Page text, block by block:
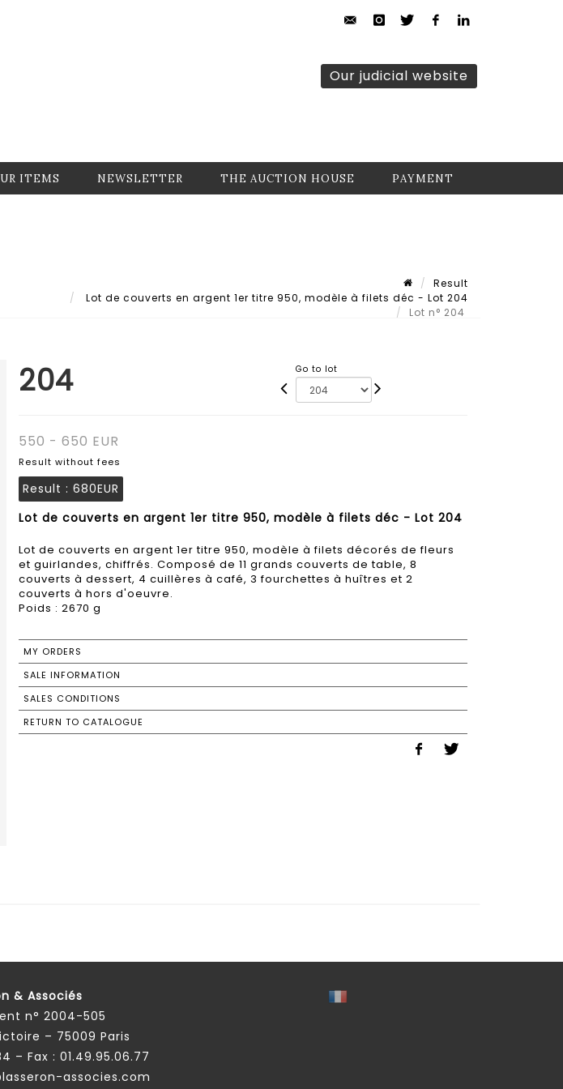
Our judicial website
ITEMS NEWSLETTER THE AUCTION HOUSE PAYMENT
Result
Lot de couverts en argent 1er titre 950, modèle à filets déc - Lot 204
Lot n° 204
204 Go to lot
550 - 650 EUR
Result without fees
Result : 680EUR
Lot de couverts en argent 1er titre 950, modèle à filets déc - Lot 204
Lot de couverts en argent 1er titre 950, modèle à filets décorés de fleurs
et guirlandes, chiffrés. Composé de 11 grands couverts de table, 8
couverts à dessert, 4 cuillères à café, 3 fourchettes à huîtres et 2
couverts à hors d'oeuvre.
Poids : 2670 g
MY ORDERS
SALE INFORMATION
SALES CONDITIONS
RETURN TO CATALOGUE
& Associés
n° 2004-505
– 75009 Paris
– Fax : 01.49.95.06.77
associes.com